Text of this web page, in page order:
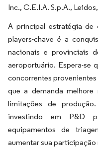
Inc., C.E.I.A. S.p.A.,
A principal estratégia de
players-chave é a
nacionais e provinciais
aeroportuário. Espera-se
concorrentes
que a demanda
limitações de
investindo em P&D
equipamentos de
aumentar sua participação